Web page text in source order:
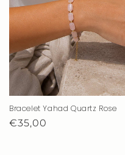
Bracelet Yahad Quartz Rose
Prix
€35,00